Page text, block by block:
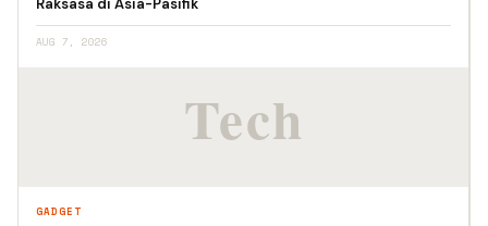
Raksasa di Asia-Pasifik
AUG 7, 2026
GADGET